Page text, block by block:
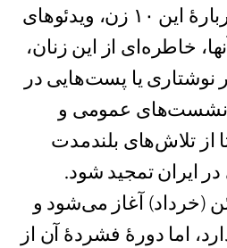
در قالب ترانه‌هایی دربارۀ این ۱۰ زن، ویدئوهای
خاطره‌ای از این زنان،
نوشتاری یا پست‌هایی در
نشست‌های عمومی و
از تلاش‌های بلندمدت
ایران تمجید شود.
(خرداد) آغاز می‌شود و
اما دورۀ فشردۀ آن از